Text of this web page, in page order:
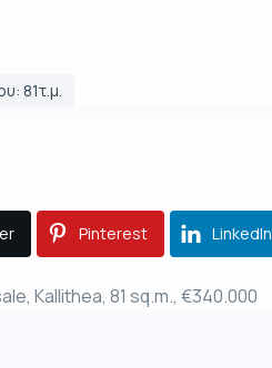
81τ.μ.
Pinterest LinkedIn
Kallithea, 81 sq.m., €340.000